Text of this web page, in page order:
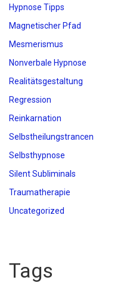
Hypnose Tipps
Magnetischer Pfad
Mesmerismus
Nonverbale Hypnose
Realitätsgestaltung
Regression
Reinkarnation
Selbstheilungstrancen
Selbsthypnose
Silent Subliminals
Traumatherapie
Uncategorized
Tags